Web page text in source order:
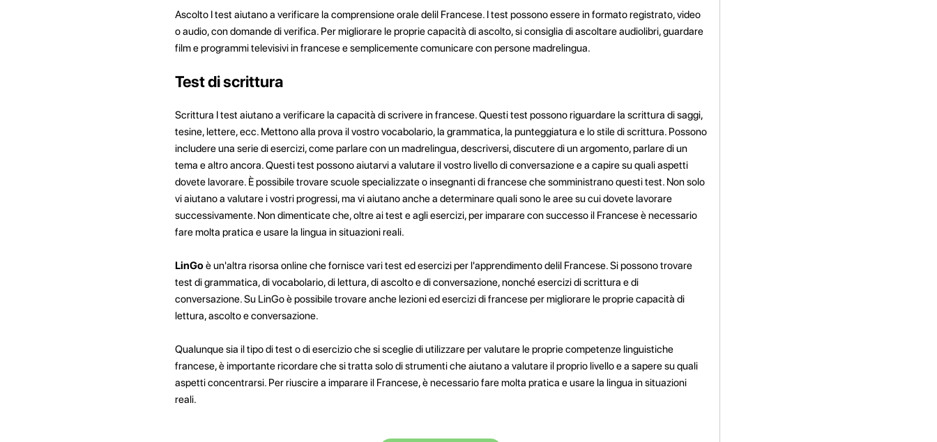
Ascolto I test aiutano a verificare la comprensione orale delil Francese. I test possono essere in formato registrato, video
o audio, con domande di verifica. Per migliorare le proprie capacità di ascolto, si consiglia di ascoltare audiolibri, guardare
film e programmi televisivi in francese e semplicemente comunicare con persone madrelingua.
Test di scrittura
Scrittura I test aiutano a verificare la capacità di scrivere in francese. Questi test possono riguardare la scrittura di saggi,
tesine, lettere, ecc. Mettono alla prova il vostro vocabolario, la grammatica, la punteggiatura e lo stile di scrittura. Possono
includere una serie di esercizi, come parlare con un madrelingua, descriversi, discutere di un argomento, parlare di un
tema e altro ancora. Questi test possono aiutarvi a valutare il vostro livello di conversazione e a capire su quali aspetti
dovete lavorare. È possibile trovare scuole specializzate o insegnanti di francese che somministrano questi test. Non solo
vi aiutano a valutare i vostri progressi, ma vi aiutano anche a determinare quali sono le aree su cui dovete lavorare
successivamente. Non dimenticate che, oltre ai test e agli esercizi, per imparare con successo il Francese è necessario
fare molta pratica e usare la lingua in situazioni reali.
LinGoè un'altra risorsa online che fornisce vari test ed esercizi per l'apprendimento delil Francese. Si possono trovare
test di grammatica, di vocabolario, di lettura, di ascolto e di conversazione, nonché esercizi di scrittura e di
conversazione. Su LinGo è possibile trovare anche lezioni ed esercizi di francese per migliorare le proprie capacità di
lettura, ascolto e conversazione.
Qualunque sia il tipo di test o di esercizio che si sceglie di utilizzare per valutare le proprie competenze linguistiche
francese, è importante ricordare che si tratta solo di strumenti che aiutano a valutare il proprio livello e a sapere su quali
aspetti concentrarsi. Per riuscire a imparare il Francese, è necessario fare molta pratica e usare la lingua in situazioni
reali.